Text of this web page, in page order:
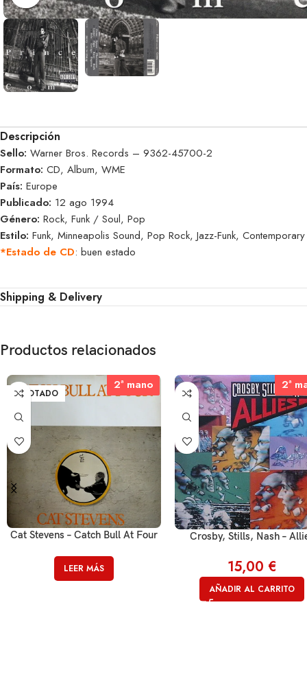
Descripción
Sello: Warner Bros. Records – 9362-45700-2
Formato: CD, Album, WME
País: Europe
Publicado: 12 ago 1994
Género: Rock, Funk / Soul, Pop
Estilo: Funk, Minneapolis Sound, Pop Rock, Jazz-Funk, Contemporary
*Estado de CD: buen estado
Shipping & Delivery
Productos relacionados
AGOTADO
2ª mano
2ª mano
Cat Stevens – Catch Bull At Four
LEER MÁS
2ª
2ª
Crosby, Stills, Nash –
15,00 €
AÑADIR AL CARRITO